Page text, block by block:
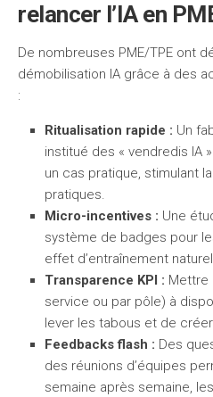
relancer l’IA en
De nombreuses PME/TPE ont
démobilisation IA grâce à des
:
Ritualisation rapide : Un
institué des « vendredis IA
un cas pratique, stimulant
pratiques.
Micro-incentives : Une
système de badges pour
effet d’entraînement
Transparence KPI : Mettre
service ou par pôle) à
lever les tabous et de
Feedbacks flash : Des
des réunions d’équipes
semaine après semaine,